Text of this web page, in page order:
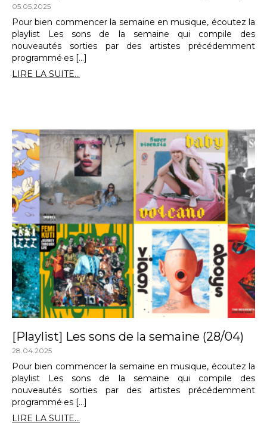
05.05.2025
Pour bien commencer la semaine en musique, écoutez la
playlist Les sons de la semaine qui compile des
nouveautés sorties par des artistes précédemment
programmé·es […]
LIRE LA SUITE...
[Playlist] Les sons de la semaine (28/04)
28.04.2025
Pour bien commencer la semaine en musique, écoutez la
playlist Les sons de la semaine qui compile des
nouveautés sorties par des artistes précédemment
programmé·es […]
LIRE LA SUITE...